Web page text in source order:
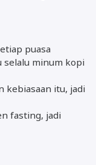
puasa
selalu minum kopi
kebiasaan itu, jadi
fasting, jadi